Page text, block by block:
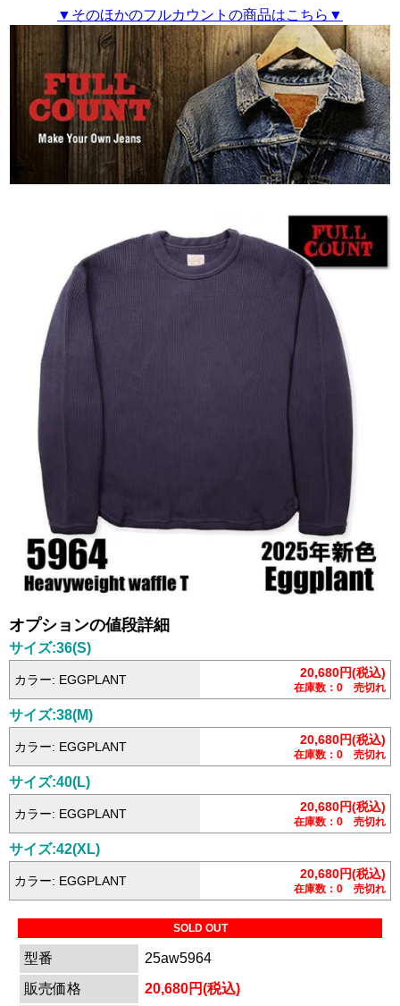
▼そのほかのフルカウントの商品はこちら▼
オプションの値段詳細
サイズ:36(S)
カラー: EGGPLANT 20,680円(税込)
在庫数：0 売切れ
サイズ:38(M)
カラー: EGGPLANT 20,680円(税込)
在庫数：0 売切れ
サイズ:40(L)
カラー: EGGPLANT 20,680円(税込)
在庫数：0 売切れ
サイズ:42(XL)
カラー: EGGPLANT 20,680円(税込)
在庫数：0 売切れ
SOLD OUT
型番
25aw5964
販売価格
20,680円(税込)